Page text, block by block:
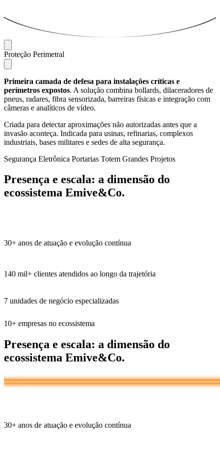
Proteção Perimetral
Primeira camada de defesa para instalações críticas e
perímetros expostos. A solução combina bollards, dilaceradores de
pneus, radares, fibra sensorizada, barreiras físicas e integração com
câmeras e analíticos de vídeo.
Criada para detectar aproximações não autorizadas antes que a
invasão aconteça. Indicada para usinas, refinarias, complexos
industriais, bases militares e sedes de alta segurança.
Segurança Eletrônica Portarias Totem Grandes Projetos
Presença e escala: a dimensão do
ecossistema Emive&Co.
30+ anos de atuação e evolução contínua
140 mil+ clientes atendidos ao longo da trajetória
7 unidades de negócio especializadas
10+ empresas no ecossistema
Presença e escala: a dimensão do
ecossistema Emive&Co.
30+ anos de atuação e evolução contínua